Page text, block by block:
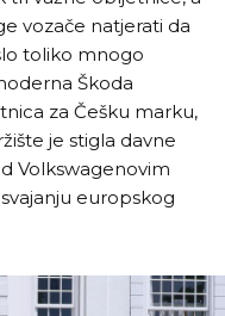
vozače natjerati da
toliko mnogo
Škoda
za Češku marku,
je stigla davne
Volkswagenovim
europskog